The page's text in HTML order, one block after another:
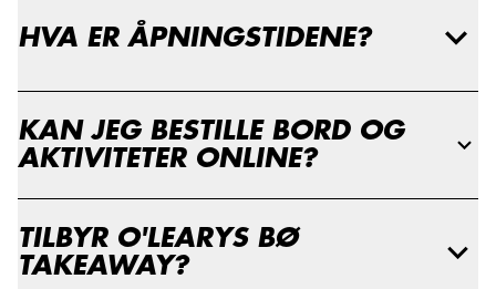
HVA ER ÅPNINGSTIDENE?
KAN JEG BESTILLE BORD OG
AKTIVITETER ONLINE?
TILBYR O'LEARYS BØ
TAKEAWAY?